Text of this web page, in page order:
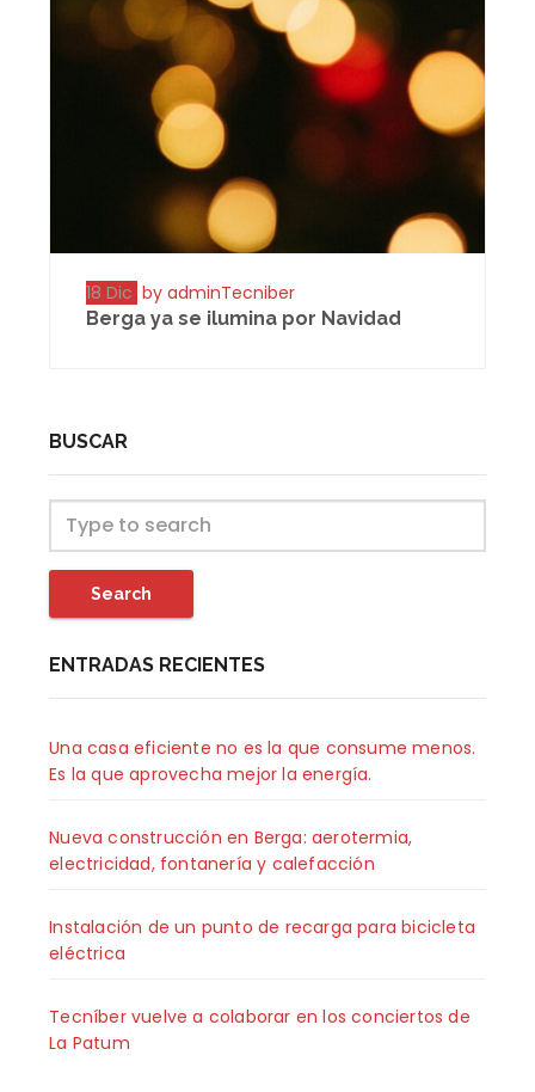
18 Dic by adminTecniber
Berga ya se ilumina por Navidad
BUSCAR
Search
ENTRADAS RECIENTES
Una casa eficiente no es la que consume menos.
Es la que aprovecha mejor la energía.
Nueva construcción en Berga: aerotermia,
electricidad, fontanería y calefacción
Instalación de un punto de recarga para bicicleta
eléctrica
Tecníber vuelve a colaborar en los conciertos de
La Patum